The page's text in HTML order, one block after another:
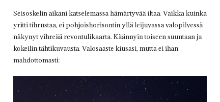
Seisoskelin aikani katselemassa hämärtyvää iltaa. Vaikka kuinka
yritti tihrustaa, ei pohjoishorisontin yllä leijuvassa valopilvessä
näkynyt vihreää revontulikaarta. Käännyin toiseen suuntaan ja
kokeilin tähtikuvausta. Valosaaste kiusasi, mutta ei ihan
mahdottomasti: